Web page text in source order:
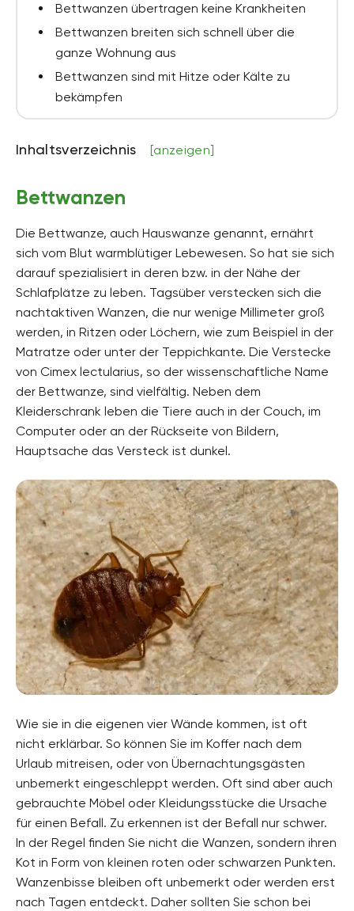
Bettwanzen übertragen keine Krankheiten
Bettwanzen breiten sich schnell über die
ganze Wohnung aus
Bettwanzen sind mit Hitze oder Kälte zu
bekämpfen
Inhaltsverzeichnis [anzeigen]
Bettwanzen
Die Bettwanze, auch Hauswanze genannt, ernährt
sich vom Blut warmblütiger Lebewesen. So hat sie sich
darauf spezialisiert in deren bzw. in der Nähe der
Schlafplätze zu leben. Tagsüber verstecken sich die
nachtaktiven Wanzen, die nur wenige Millimeter groß
werden, in Ritzen oder Löchern, wie zum Beispiel in der
Matratze oder unter der Teppichkante. Die Verstecke
von Cimex lectularius, so der wissenschaftliche Name
der Bettwanze, sind vielfältig. Neben dem
Kleiderschrank leben die Tiere auch in der Couch, im
Computer oder an der Rückseite von Bildern,
Hauptsache das Versteck ist dunkel.
Wie sie in die eigenen vier Wände kommen, ist oft
nicht erklärbar. So können Sie im Koffer nach dem
Urlaub mitreisen, oder von Übernachtungsgästen
unbemerkt eingeschleppt werden. Oft sind aber auch
gebrauchte Möbel oder Kleidungsstücke die Ursache
für einen Befall. Zu erkennen ist der Befall nur schwer.
In der Regel finden Sie nicht die Wanzen, sondern ihren
Kot in Form von kleinen roten oder schwarzen Punkten.
Wanzenbisse bleiben oft unbemerkt oder werden erst
nach Tagen entdeckt. Daher sollten Sie schon bei